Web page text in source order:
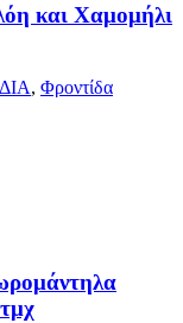
και Χαμομήλι
, Φροντίδα